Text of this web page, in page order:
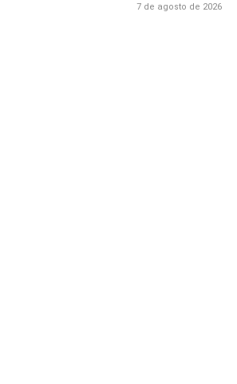
7 de agosto de 2026